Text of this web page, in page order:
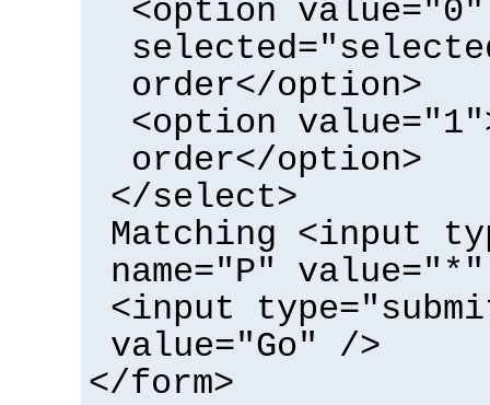
<option value="0"
order</option>
<option
order</option>
</select>
Matching <input
name="P"
<input
value="Go" />
</form>